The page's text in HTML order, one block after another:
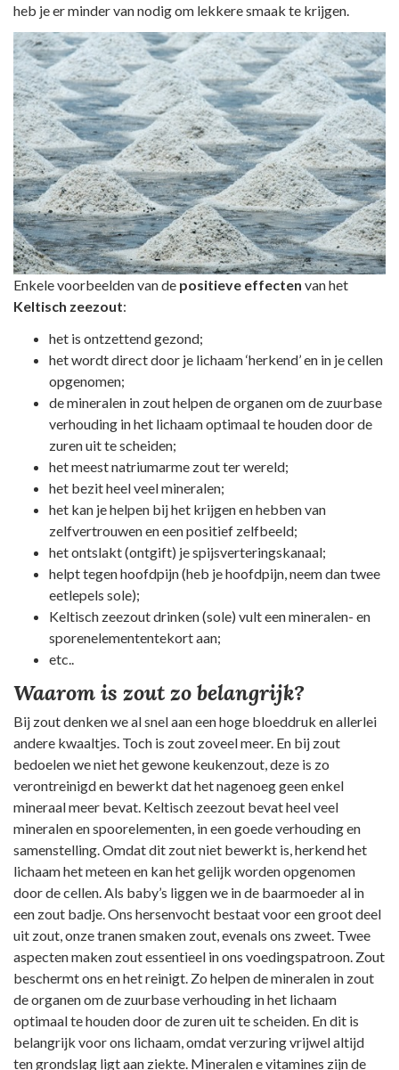
heb je er minder van nodig om lekkere smaak te krijgen.
Enkele voorbeelden van de positieve effecten van het
Keltisch zeezout:
het is ontzettend gezond;
het wordt direct door je lichaam ‘herkend’ en in je cellen
opgenomen;
de mineralen in zout helpen de organen om de zuurbase
verhouding in het lichaam optimaal te houden door de
zuren uit te scheiden;
het meest natriumarme zout ter wereld;
het bezit heel veel mineralen;
het kan je helpen bij het krijgen en hebben van
zelfvertrouwen en een positief zelfbeeld;
het ontslakt (ontgift) je spijsverteringskanaal;
helpt tegen hoofdpijn (heb je hoofdpijn, neem dan twee
eetlepels sole);
Keltisch zeezout drinken (sole) vult een mineralen- en
sporenelemententekort aan;
etc..
Waarom is zout zo belangrijk?
Bij zout denken we al snel aan een hoge bloeddruk en allerlei
andere kwaaltjes. Toch is zout zoveel meer. En bij zout
bedoelen we niet het gewone keukenzout, deze is zo
verontreinigd en bewerkt dat het nagenoeg geen enkel
mineraal meer bevat. Keltisch zeezout bevat heel veel
mineralen en spoorelementen, in een goede verhouding en
samenstelling. Omdat dit zout niet bewerkt is, herkend het
lichaam het meteen en kan het gelijk worden opgenomen
door de cellen. Als baby’s liggen we in de baarmoeder al in
een zout badje. Ons hersenvocht bestaat voor een groot deel
uit zout, onze tranen smaken zout, evenals ons zweet. Twee
aspecten maken zout essentieel in ons voedingspatroon. Zout
beschermt ons en het reinigt. Zo helpen de mineralen in zout
de organen om de zuurbase verhouding in het lichaam
optimaal te houden door de zuren uit te scheiden. En dit is
belangrijk voor ons lichaam, omdat verzuring vrijwel altijd
ten grondslag ligt aan ziekte. Mineralen e vitamines zijn de